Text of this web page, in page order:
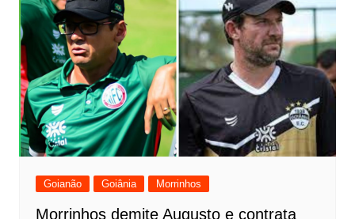
Goianão Goiânia Morrinhos
Morrinhos demite Augusto e contrata